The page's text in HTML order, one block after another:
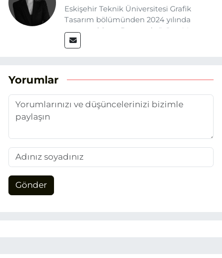
Eskişehir Teknik Üniversitesi Grafik
Tasarım bölümünden 2024 yılında
mezun oldum. Basın sektörüne Mayıs
2025’te Eskişehir Haber Ajansı ile adım
aktarmayı hedefliyorum.
Yorumlar
Gönder